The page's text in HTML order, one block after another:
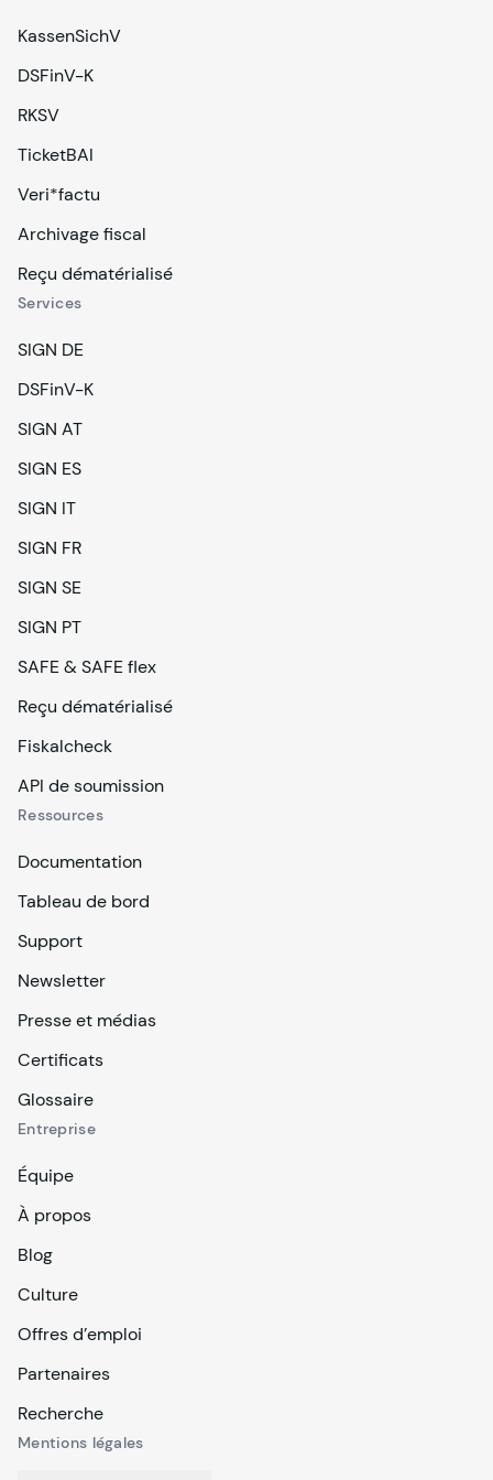
KassenSichV
DSFinV-K
RKSV
TicketBAI
Veri*factu
Archivage fiscal
Reçu dématérialisé
Services
SIGN DE
DSFinV-K
SIGN AT
SIGN ES
SIGN IT
SIGN FR
SIGN SE
SIGN PT
SAFE & SAFE flex
Reçu dématérialisé
Fiskalcheck
API de soumission
Ressources
Documentation
Tableau de bord
Support
Newsletter
Presse et médias
Certificats
Glossaire
Entreprise
Équipe
À propos
Blog
Culture
Offres d’emploi
Partenaires
Recherche
Mentions légales